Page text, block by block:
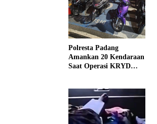
Polresta Padang
Amankan 20 Kendaraan
Saat Operasi KRYD